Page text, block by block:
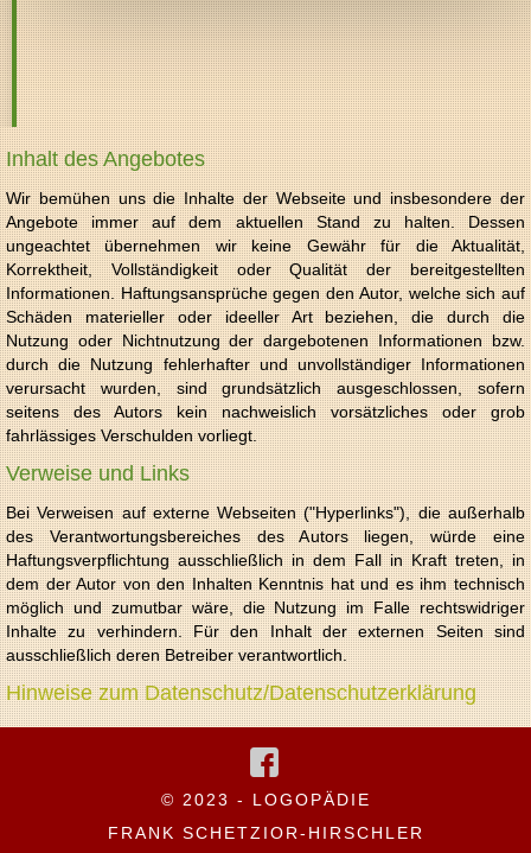
Inhalt des Angebotes
Wir bemühen uns die Inhalte der Webseite und insbesondere der
Angebote immer auf dem aktuellen Stand zu halten. Dessen
ungeachtet übernehmen wir keine Gewähr für die Aktualität,
Korrektheit, Vollständigkeit oder Qualität der bereitgestellten
Informationen. Haftungsansprüche gegen den Autor, welche sich auf
Schäden materieller oder ideeller Art beziehen, die durch die
Nutzung oder Nichtnutzung der dargebotenen Informationen bzw.
durch die Nutzung fehlerhafter und unvollständiger Informationen
verursacht wurden, sind grundsätzlich ausgeschlossen, sofern
seitens des Autors kein nachweislich vorsätzliches oder grob
fahrlässiges Verschulden vorliegt.
Verweise und Links
Bei Verweisen auf externe Webseiten ("Hyperlinks"), die außerhalb
des Verantwortungsbereiches des Autors liegen, würde eine
Haftungsverpflichtung ausschließlich in dem Fall in Kraft treten, in
dem der Autor von den Inhalten Kenntnis hat und es ihm technisch
möglich und zumutbar wäre, die Nutzung im Falle rechtswidriger
Inhalte zu verhindern. Für den Inhalt der externen Seiten sind
ausschließlich deren Betreiber verantwortlich.
Hinweise zum Datenschutz/Datenschutzerklärung
© 2023 - LOGOPÄDIE
FRANK SCHETZIOR-HIRSCHLER